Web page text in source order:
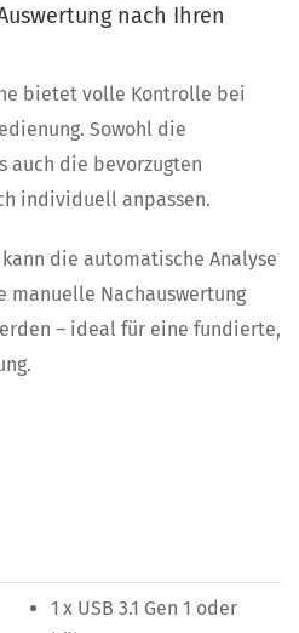
nach Ihren
bietet volle Kontrolle bei
Sowohl die
auch die bevorzugten
individuell anpassen.
die automatische Analyse
manuelle Nachauswertung
– ideal für eine fundierte,
1 x USB 3.1 Gen 1 oder